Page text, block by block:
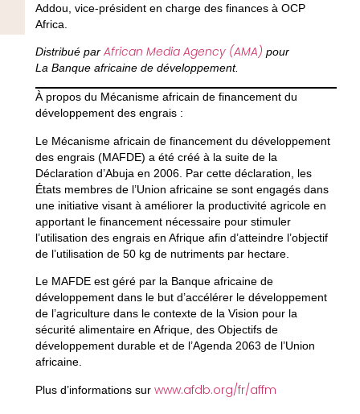
Addou, vice-président en charge des finances à OCP
Africa.
Distribué par African Media Agency (AMA) pour
La Banque africaine de développement.
À propos du Mécanisme africain de financement du
développement des engrais :
Le Mécanisme africain de financement du développement
des engrais (MAFDE) a été créé à la suite de la
Déclaration d’Abuja en 2006. Par cette déclaration, les
États membres de l’Union africaine se sont engagés dans
une initiative visant à améliorer la productivité agricole en
apportant le financement nécessaire pour stimuler
l’utilisation des engrais en Afrique afin d’atteindre l’objectif
de l’utilisation de 50 kg de nutriments par hectare.
Le MAFDE est géré par la Banque africaine de
développement dans le but d’accélérer le développement
de l’agriculture dans le contexte de la Vision pour la
sécurité alimentaire en Afrique, des Objectifs de
développement durable et de l’Agenda 2063 de l’Union
africaine.
Plus d’informations sur www.afdb.org/fr/affm